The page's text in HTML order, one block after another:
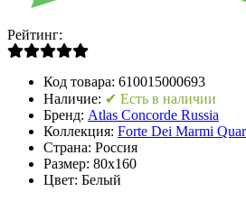
Рейтинг:
Код товара: 610015000693
Наличие: ✔ Есть в наличии
Бренд: Atlas Concorde Russia
Коллекция: Forte Dei Marmi
Страна: Россия
Размер: 80x160
Цвет: Белый